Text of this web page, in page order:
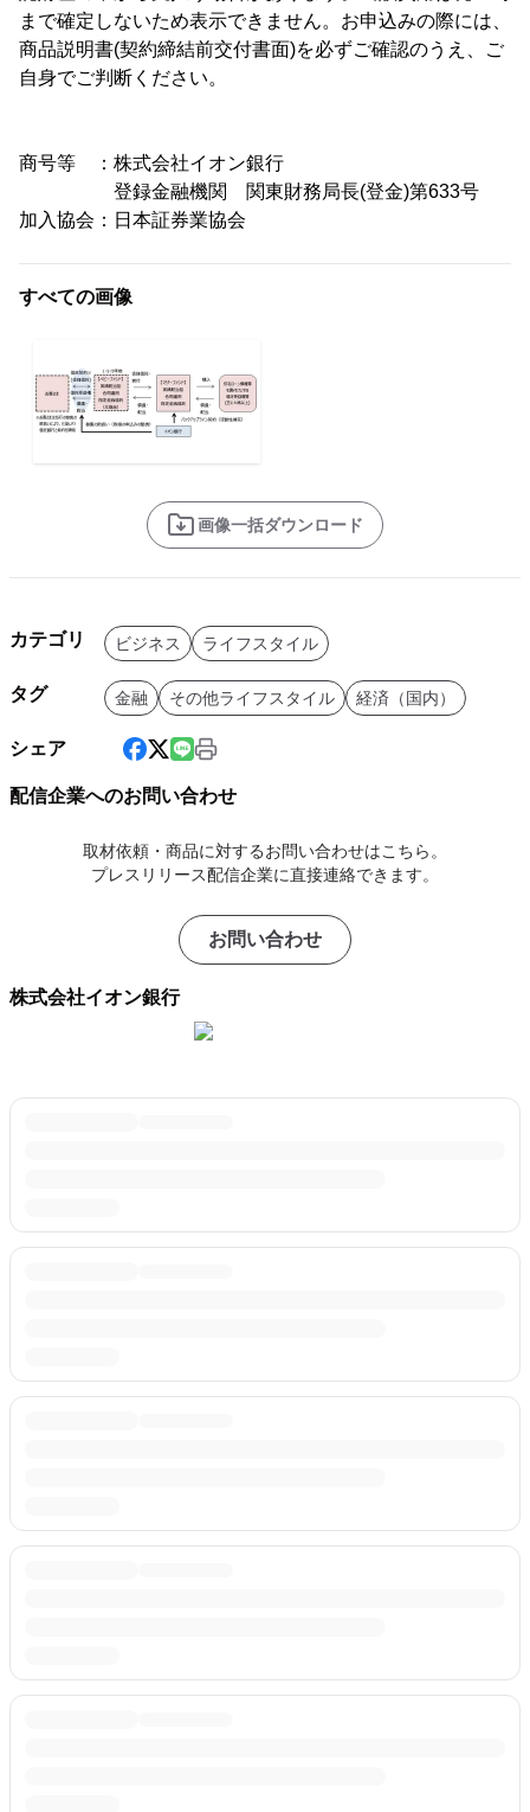
まで確定しないため表示できません。お申込みの際には、
商品説明書(契約締結前交付書面)を必ずご確認のうえ、ご
自身でご判断ください。
商号等 ：株式会社イオン銀行
登録金融機関 関東財務局長(登金)第633号
加入協会：日本証券業協会
すべての画像
画像一括ダウンロード
カテゴリ ビジネス ライフスタイル
タグ 金融 その他ライフスタイル 経済（国内）
シェア
配信企業へのお問い合わせ
取材依頼・商品に対するお問い合わせはこちら。
プレスリリース配信企業に直接連絡できます。
お問い合わせ
株式会社イオン銀行